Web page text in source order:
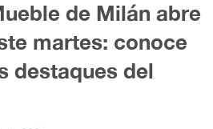
de Milán abre
martes: conoce
destaques del